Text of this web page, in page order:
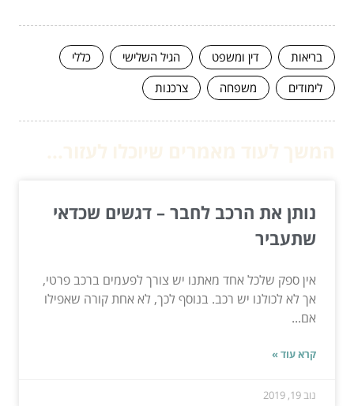
בריאות דין ומשפט הגיל השלישי
כללי
לימודים
משפחה צרכנות
נותן את הרכב לחבר – דגשים שכדאי
שתעביר
אין ספק שלכל אחד מאתנו יש צורך לפעמים ברכב פרטי,
אך לא לכולנו יש רכב. בנוסף לכך, לא אחת קורה שאפילו
אם...
קרא עוד »
נוב 19, 2019